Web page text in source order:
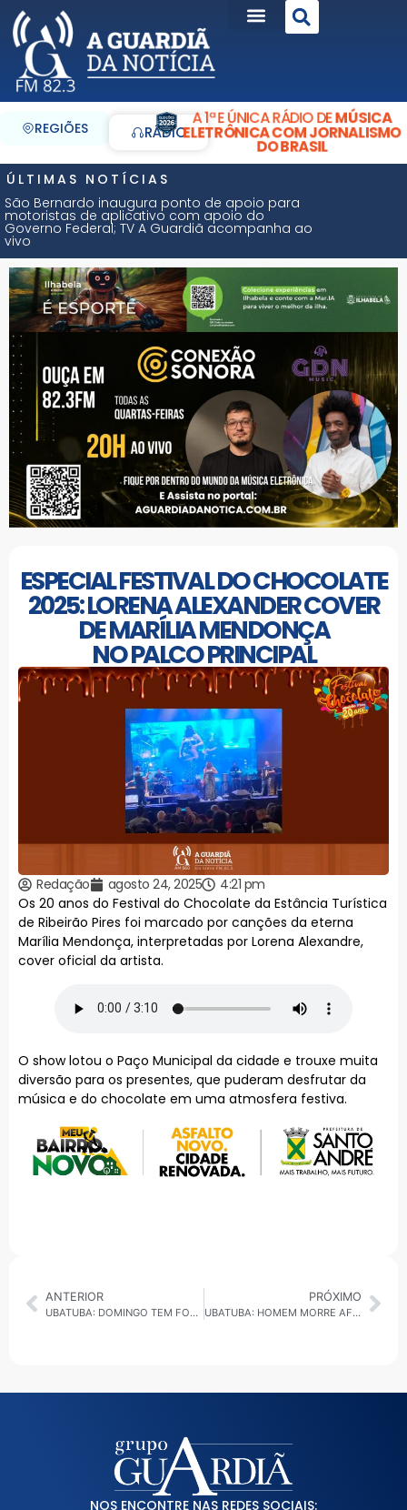
REGIÕES RÁDIO
A 1ª E ÚNICA RÁDIO DEMÚSICA
ELETRÔNICA COM JORNALISMO
DO BRASIL
ÚLTIMAS NOTÍCIAS
São Bernardo inaugura ponto de apoio para
motoristas de aplicativo com apoio do
Governo Federal; TV A Guardiã acompanha ao
vivo
ESPECIAL FESTIVAL DO CHOCOLATE
2025: LORENA ALEXANDER COVER
DE MARÍLIA MENDONÇA
NO PALCO PRINCIPAL
Redação agosto 24, 2025
4:21 pm
Os 20 anos do Festival do Chocolate da Estância Turística
de Ribeirão Pires foi marcado por canções da eterna
Marília Mendonça, interpretadas por Lorena Alexandre,
cover oficial da artista.
O show lotou o Paço Municipal da cidade e trouxe muita
diversão para os presentes, que puderam desfrutar da
música e do chocolate em uma atmosfera festiva.
ANTERIOR
UBATUBA: DOMINGO TEM FOGO EM MATA NAS MARGENS DA BR-101
PRÓXIMO
UBATUBA: HOMEM MORRE AFOGADO PRÓXIMO À ILHA DO PONTAL
NOS ENCONTRE NAS REDES SOCIAIS: